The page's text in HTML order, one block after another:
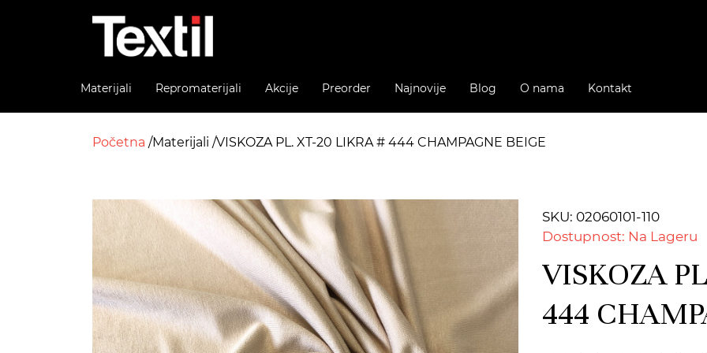
Materijali Repromaterijali Akcije Preorder Najnovije Blog O nama Kontakt
Početna Materijali VISKOZA PL. XT-20 LIKRA # 444 CHAMPAGNE BEIGE
SKU: 02060101-110
Dostupnost: Na Lageru
VISKOZA
444